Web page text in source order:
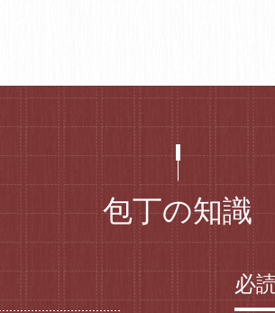
包丁の知識
必